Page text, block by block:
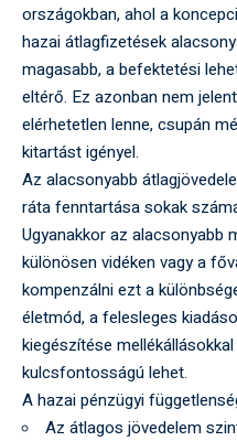
országokban, ahol a
hazai átlagfizetések
magasabb, a befektetési
eltérő. Ez azonban nem
elérhetetlen lenne, csupán
kitartást igényel.
Az alacsonyabb
ráta fenntartása sokak
Ugyanakkor az alacsonyabb
különösen vidéken vagy a
kompenzálni ezt a
életmód, a felesleges
kiegészítése
kulcsfontosságú lehet.
A hazai pénzügyi
Az átlagos jövedelem